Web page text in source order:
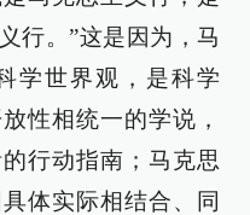
行。”这是因为，马
学世界观，是科学
性相统一的学说，
行动指南；马克思
体实际相结合、同